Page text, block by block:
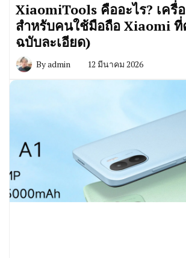
XiaomiTools คืออะไร? เครื่
สำหรับคนใช้มือถือ Xiaomi
ฉบับละเอียด)
Byadmin 12 มีนาคม 2026